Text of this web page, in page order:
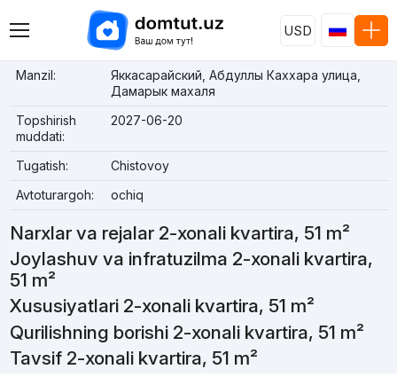
USD
Manzil:
Яккасарайский, Абдуллы Каххара улица,
Дамарык махаля
Topshirish
muddati:
2027-06-20
Tugatish:
Chistovoy
Avtoturargoh:
ochiq
Narxlar va rejalar 2-xonali kvartira, 51 m²
Joylashuv va infratuzilma 2-xonali kvartira,
51 m²
Xususiyatlari 2-xonali kvartira, 51 m²
Qurilishning borishi 2-xonali kvartira, 51 m²
Tavsif 2-xonali kvartira, 51 m²